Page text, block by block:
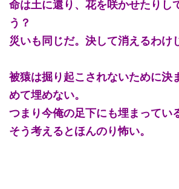
命は土に還り、花を咲かせたりし
う？
災いも同じだ。決して消えるわけ
被猿は掘り起こされないために決
めて埋めない。
つまり今俺の足下にも埋まってい
そう考えるとほんのり怖い。